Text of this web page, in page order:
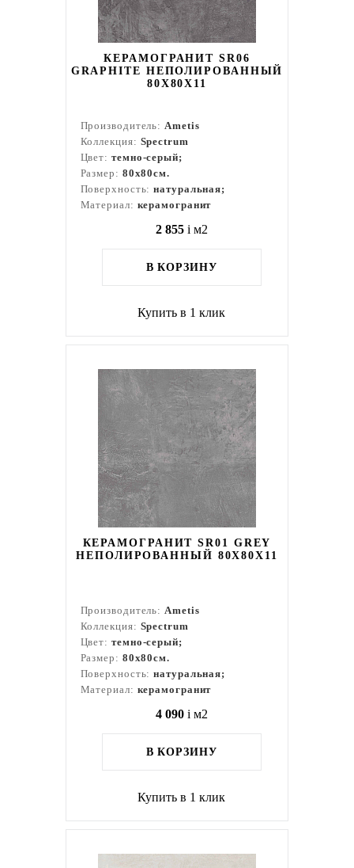
КЕРАМОГРАНИТ SR06
GRAPHITE НЕПОЛИРОВАННЫЙ
80X80Х11
Производитель:Ametis
Коллекция: Spectrum
Цвет: темно-серый;
Размер: 80x80см.
Поверхность:натуральная;
Материал: керамогранит
2 855 i м2
В КОРЗИНУ
Купить в 1 клик
КЕРАМОГРАНИТ SR01 GREY
НЕПОЛИРОВАННЫЙ 80X80Х11
Производитель:Ametis
Коллекция: Spectrum
Цвет: темно-серый;
Размер: 80x80см.
Поверхность:натуральная;
Материал: керамогранит
4 090 i м2
В КОРЗИНУ
Купить в 1 клик